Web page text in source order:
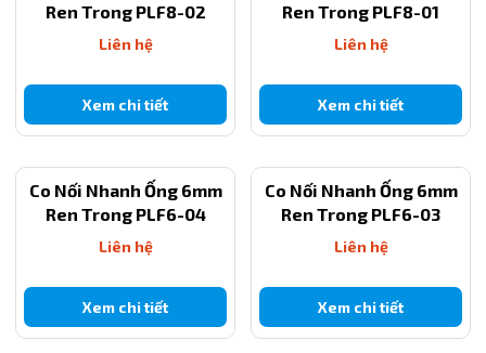
Ren Trong PLF8-02
Liên hệ
Xem chi tiết
Ren Trong PLF8-01
Liên hệ
Xem chi tiết
Co Nối Nhanh Ống 6mm
Ren Trong PLF6-04
Liên hệ
Xem chi tiết
Co Nối Nhanh Ống 6mm
Ren Trong PLF6-03
Liên hệ
Xem chi tiết